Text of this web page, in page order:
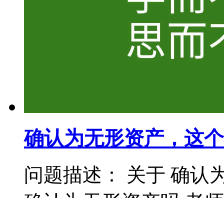
确认为无形资产，这
问题描述： 关于 确认